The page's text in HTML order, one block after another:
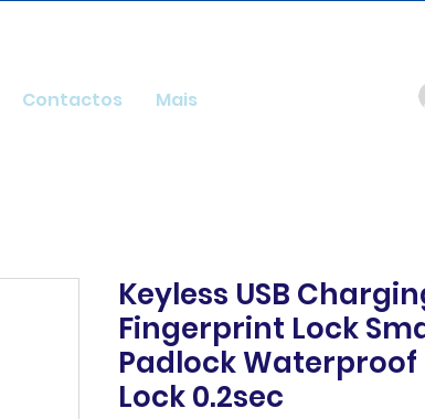
Contactos Mais
Keyless USB
Fingerprint Lock
Padlock Waterproof
Lock 0.2sec